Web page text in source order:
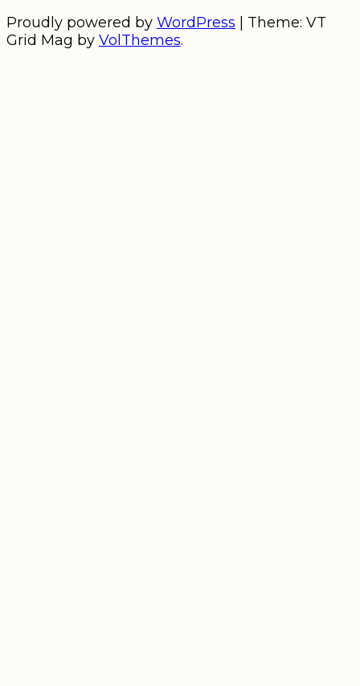
Proudly powered by WordPress
Theme: VT
Grid Mag by VolThemes.